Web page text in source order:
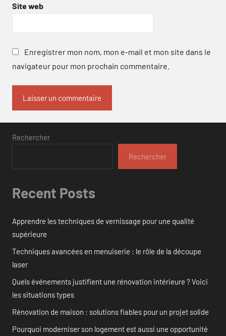
Site web
Enregistrer mon nom, mon e-mail et mon site dans le
navigateur pour mon prochain commentaire.
Rechercher
Rechercher
Recent Posts
Apprendre les techniques de vernissage pour une qualité
supérieure
Techniques avancées en menuiserie : le rôle de la découpe
laser
Quels événements justifient une rénovation intérieure ? Voici
les situations types
Rénovation de maison : solutions fiables pour un projet solide
Pourquoi moderniser son logement est aussi une opportunité